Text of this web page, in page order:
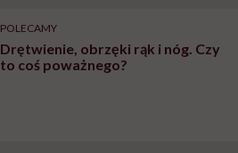
POLECAMY
Drętwienie, obrzęki rąk i nóg. Czy
to coś poważnego?